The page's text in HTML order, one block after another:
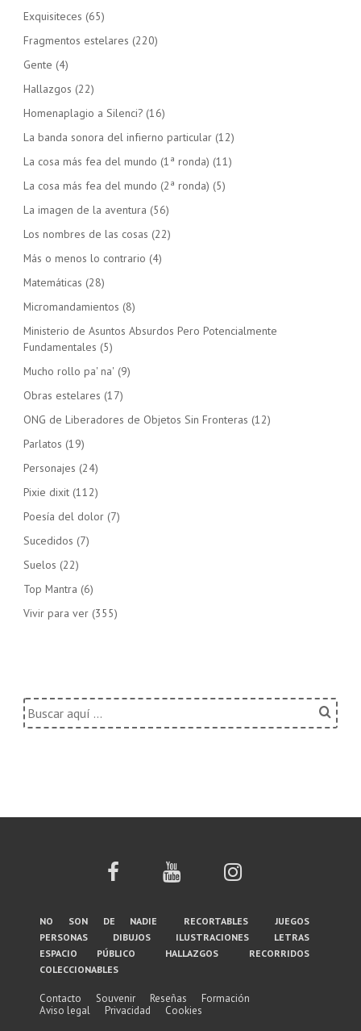
Exquisiteces (65)
Fragmentos estelares (220)
Gente (4)
Hallazgos (22)
Homenaplagio a Silenci? (16)
La banda sonora del infierno particular (12)
La cosa más fea del mundo (1ª ronda) (11)
La cosa más fea del mundo (2ª ronda) (5)
La imagen de la aventura (56)
Los nombres de las cosas (22)
Más o menos lo contrario (4)
Matemáticas (28)
Micromandamientos (8)
Ministerio de Asuntos Absurdos Pero Potencialmente
Fundamentales (5)
Mucho rollo pa' na' (9)
Obras estelares (17)
ONG de Liberadores de Objetos Sin Fronteras (12)
Parlatos (19)
Personajes (24)
Pixie dixit (112)
Poesía del dolor (7)
Sucedidos (7)
Suelos (22)
Top Mantra (6)
Vivir para ver (355)
Buscar
por:
Menú
del
pie
de
no son de nadie recortables
juegos
personas
dibujos ilustraciones
letras
espacio público
hallazgos
recorridos
coleccionables
Contacto Souvenir Reseñas
Formación
Aviso legal
Privacidad Cookies